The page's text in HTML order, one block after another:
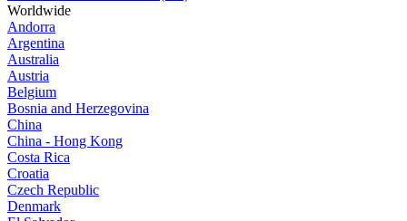
Worldwide
Andorra
Argentina
Australia
Austria
Belgium
Bosnia and Herzegovina
China
China - Hong Kong
Costa Rica
Croatia
Czech Republic
Denmark